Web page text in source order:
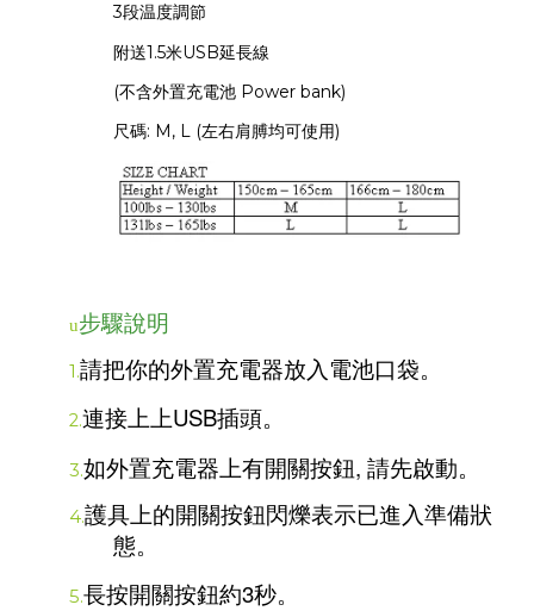
3段温度調節
附送1.5米USB延長線
(不含外置充電池 Power bank)
尺碼: M, L (左右肩膊均可使用)
u步驟說明
1.請把你的外置充電器放入電池口袋。
2.連接上上USB插頭。
3.如外置充電器上有開關按鈕,請先啟動。
4.護具上的開關按鈕閃爍表示已進入準備狀
態。
5.長按開關按鈕約3秒。